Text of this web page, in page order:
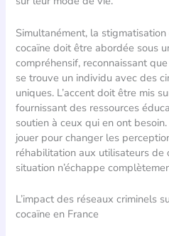
Simultanément, la
cocaïne doit être abordée sous
compréhensif, reconnaissant
se trouve un individu avec des
uniques. L’accent doit être mis
fournissant des ressources
soutien à ceux qui en ont
jouer pour changer les
réhabilitation aux utilisateurs de
situation n’échappe
L’impact des réseaux criminels
cocaïne en France